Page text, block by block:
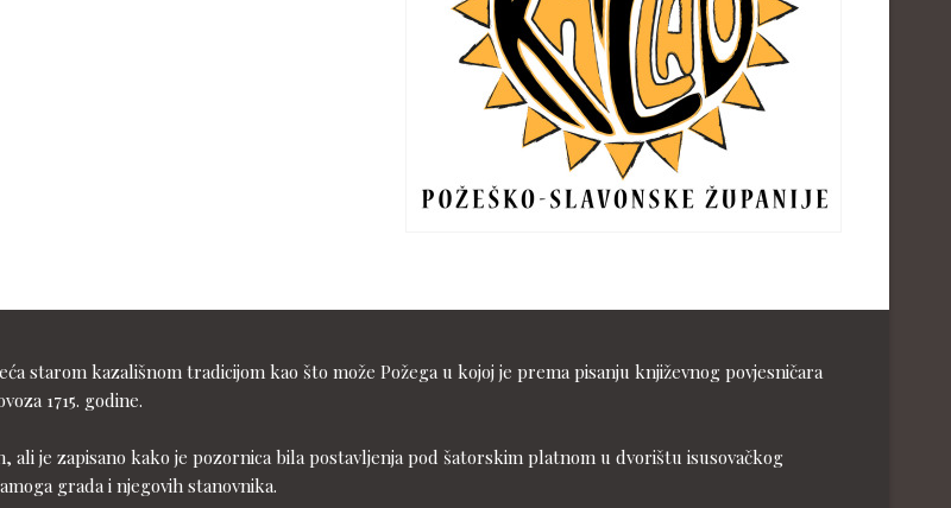
starom kazališnom tradicijom kao što može Požega u kojoj je prema pisanju književnog povjesničara
1715. godine.
je zapisano kako je pozornica bila postavljenja pod šatorskim platnom u dvorištu isusovačkog
grada i njegovih stanovnika.